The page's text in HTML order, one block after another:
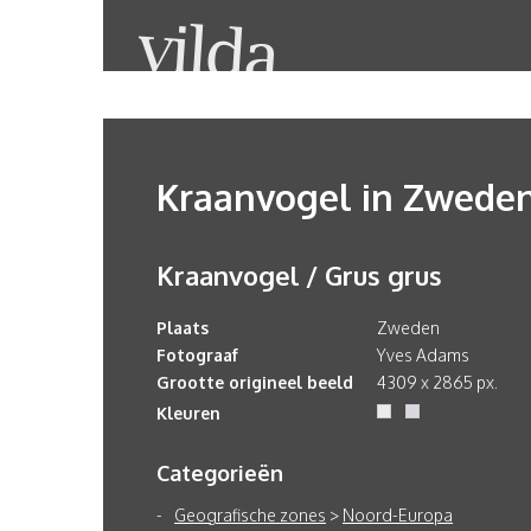
Kraanvogel in
Kraanvogel / Grus grus
Plaats
Zweden
Fotograaf
Yves Adams
Grootte origineel beeld
4309 x 2865 px.
Kleuren
Categorieën
Geografische zones > Noord-Europa